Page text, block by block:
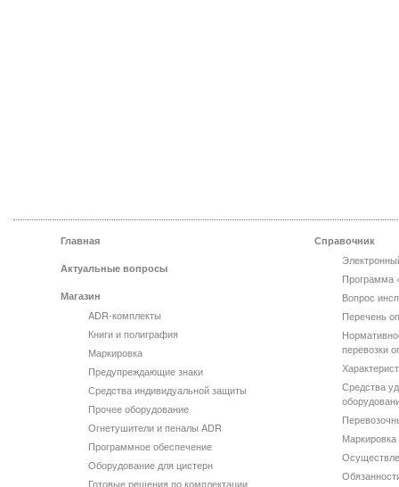
Главная
Актуальные вопросы
Магазин
ADR-комплекты
Книги и полиграфия
Маркировка
Предупреждающие знаки
Средства индивидуальной защиты
Прочее оборудование
Огнетушители и пеналы ADR
Программное обеспечение
Оборудование для цистерн
Готовые решения по комплектации
Справочник
Программа
Вопрос
Перечень
перевозки
Средства